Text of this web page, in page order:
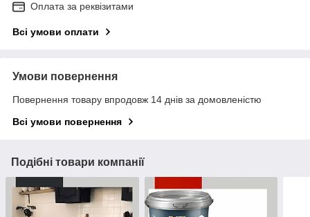
Оплата за реквізитами
Всі умови оплати
Умови повернення
Повернення товару впродовж 14 днів за домовленістю
Всі умови повернення
Подібні товари компанії